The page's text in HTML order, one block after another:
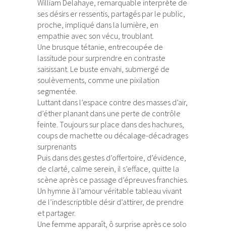
William Delahaye, remarquable interprète de
ses désirs er ressentis, partagés par le public,
proche, impliqué dans la lumière, en
empathie avec son vécu, troublant.
Une brusque tétanie, entrecoupée de
lassitude pour surprendre en contraste
saisissant. Le buste envahi, submergé de
soulèvements, comme une pixilation
segmentée.
Luttant dans l’espace contre des masses d’air,
d’éther planant dans une perte de contrôle
feinte. Toujours sur place dans des hachures,
coups de machette ou décalage-décadrages
surprenants
Puis dans des gestes d’offertoire, d’évidence,
de clarté, calme serein, il s’efface, quitte la
scène après ce passage d’épreuves franchies.
Un hymne à l’amour véritable tableau vivant
de l’indescriptible désir d’attirer, de prendre
et partager.
Une femme apparaît, ô surprise après ce solo